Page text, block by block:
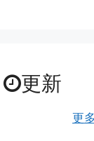
更新
更